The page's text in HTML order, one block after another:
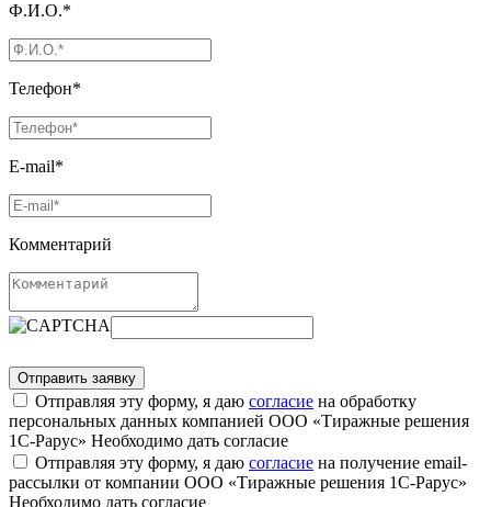
Ф.И.О.*
Телефон*
E-mail*
Комментарий
Отправляя эту форму, я даю согласие на обработку
персональных данных компанией ООО «Тиражные решения
1С-Рарус» Необходимо дать согласие
Отправляя эту форму, я даю согласие на получение email-
рассылки от компании ООО «Тиражные решения 1С-Рарус»
Необходимо дать согласие